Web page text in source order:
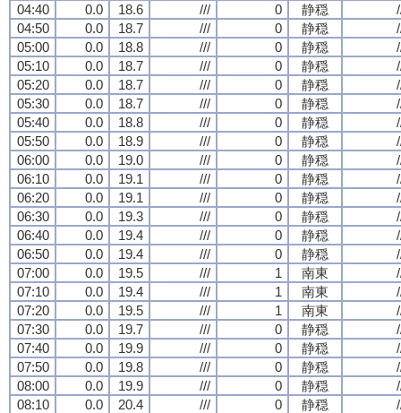
04:40
0.0 18.6 /// 0 静穏
04:50
0.0 18.7 /// 0 静穏
05:00
0.0 18.8 /// 0 静穏
05:10
0.0 18.7 /// 0 静穏
05:20
0.0 18.7 /// 0 静穏
05:30
0.0 18.7 /// 0 静穏
05:40
0.0 18.8 /// 0 静穏
05:50
0.0 18.9 /// 0 静穏
06:00
0.0 19.0 /// 0 静穏
06:10
0.0 19.1 /// 0 静穏
06:20
0.0 19.1 /// 0 静穏
06:30
0.0 19.3 /// 0 静穏
06:40
0.0 19.4 /// 0 静穏
06:50
0.0 19.4 /// 0 静穏
07:00
0.0 19.5 /// 1 南東
07:10
0.0 19.4 /// 1 南東
07:20
0.0 19.5 /// 1 南東
07:30
0.0 19.7 /// 0 静穏
07:40
0.0 19.9 /// 0 静穏
07:50
0.0 19.8 /// 0 静穏
08:00
0.0 19.9 /// 0 静穏
08:10
0.0 20.4 /// 0 静穏